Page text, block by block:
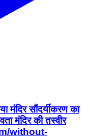
मंदिर सौंदर्यीकरण का
मंदिर की तस्वीर
without-